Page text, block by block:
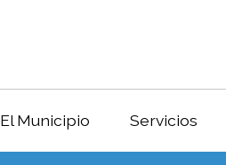
El Municipio Servicios